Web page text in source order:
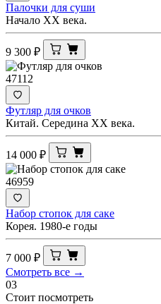
Палочки для суши
Начало XX века.
9 300 ₽
47112
Футляр для очков
Китай. Середина ХХ века.
14 000 ₽
46959
Набор стопок для саке
Корея. 1980-е годы
7 000 ₽
Смотреть все →
03
Стоит посмотреть